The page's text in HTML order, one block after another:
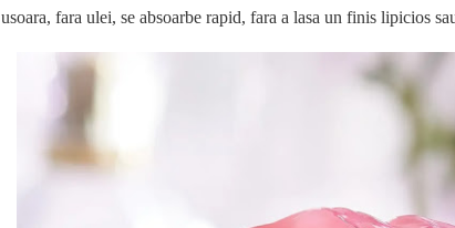
usoara, fara ulei, se absoarbe rapid, fara a lasa un finis lipicios